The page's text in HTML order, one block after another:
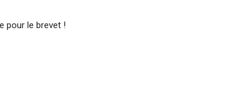
pour le brevet !